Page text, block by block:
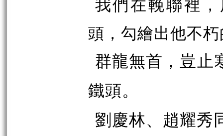
頭，勾繪出他不
群龍無首，豈止
鐵頭。
劉慶林、趙耀秀